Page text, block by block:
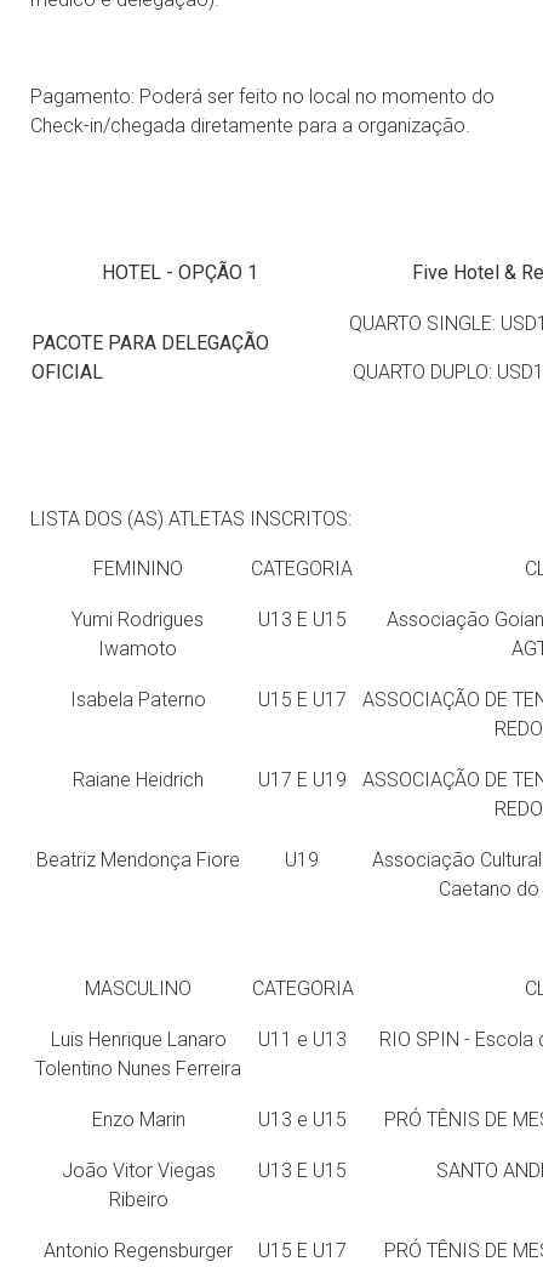
Pagamento: Poderá ser feito no local no momento do
Check-in/chegada diretamente para a organização.
HOTEL - OPÇÃO 1 Five Hotel &
PACOTE PARA DELEGAÇÃO
OFICIAL
QUARTO SINGLE:
QUARTO DUPLO:
LISTA DOS (AS) ATLETAS INSCRITOS:
FEMININO CATEGORIA
Yumi Rodrigues
Iwamoto
U13 E U15
Associação
Isabela Paterno U15 E U17
ASSOCIAÇÃO DE
Raiane Heidrich U17 E U19
ASSOCIAÇÃO DE
Beatriz Mendonça Fiore U19
Associação
Caetano do
MASCULINO CATEGORIA
Luis Henrique Lanaro
Tolentino Nunes Ferreira
U11 e U13 RIO SPIN - Escola
Enzo Marin U13 e U15 PRÓ TÊNIS DE
João Vitor Viegas
Ribeiro
U13 E U15 SANTO
Antonio Regensburger
U15 E U17 PRÓ TÊNIS DE